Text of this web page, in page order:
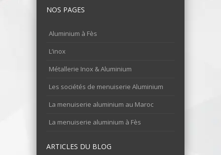
NOS PAGES
Aluminium à Fès
L’inox
Métallerie Inox & Aluminium
Les sociétés de menuiserie Aluminium
La menuiserie aluminium au Maroc
La menuiserie aluminium à Fès
ARTICLES DU BLOG